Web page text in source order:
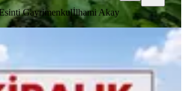
Gayrimenkulİlhami Akay
1500m2 Yeni Nesil Oto
Uygun Kıralık Arsa
Tatlısu Mahallesi